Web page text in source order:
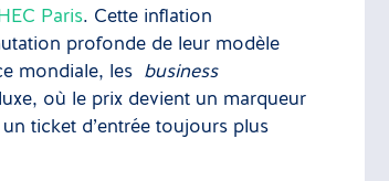
HEC Paris. Cette inflation
profonde de leur modèle
mondiale, les business
où le prix devient un marqueur
ticket d’entrée toujours plus